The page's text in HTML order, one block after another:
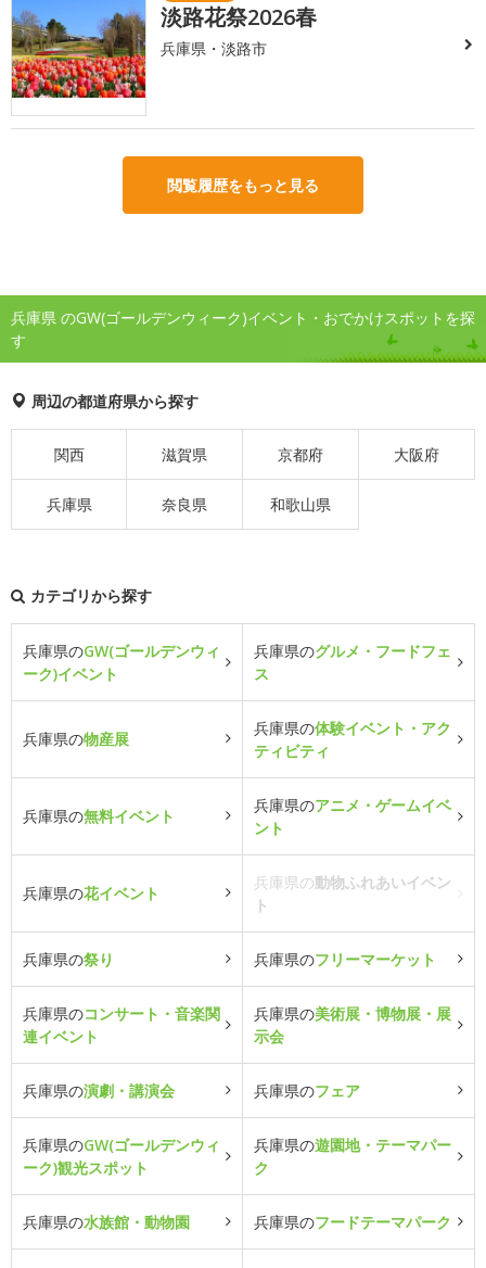
淡路花祭2026春
兵庫県・淡路市
閲覧履歴をもっと見る
兵庫県 のGW(ゴールデンウィーク)イベント・おでかけスポットを探
す
周辺の都道府県から探す
関西 滋賀県 京都府 大阪府
兵庫県 奈良県 和歌山県
カテゴリから探す
兵庫県のGW(ゴールデンウィ
ーク)イベント
兵庫県のグルメ・フードフェ
ス
兵庫県の物産展
兵庫県の体験イベント・アク
ティビティ
兵庫県の無料イベント
兵庫県のアニメ・ゲームイベ
ント
兵庫県の花イベント
兵庫県の動物ふれあいイベン
ト
兵庫県の祭り 兵庫県のフリーマーケット
兵庫県のコンサート・音楽関
連イベント
兵庫県の美術展・博物展・展
示会
兵庫県の演劇・講演会 兵庫県のフェア
兵庫県のGW(ゴールデンウィ
ーク)観光スポット
兵庫県の遊園地・テーマパー
ク
兵庫県の水族館・動物園 兵庫県のフードテーマパーク